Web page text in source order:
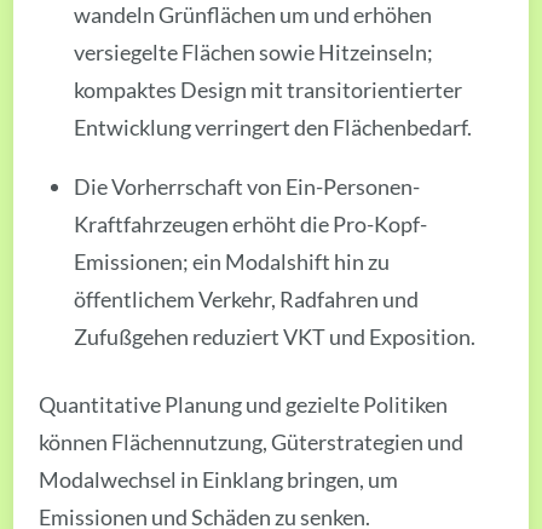
wandeln Grünflächen um und erhöhen
versiegelte Flächen sowie Hitzeinseln;
kompaktes Design mit transitorientierter
Entwicklung verringert den Flächenbedarf.
Die Vorherrschaft von Ein-Personen-
Kraftfahrzeugen erhöht die Pro-Kopf-
Emissionen; ein Modalshift hin zu
öffentlichem Verkehr, Radfahren und
Zufußgehen reduziert VKT und Exposition.
Quantitative Planung und gezielte Politiken
können Flächennutzung, Güterstrategien und
Modalwechsel in Einklang bringen, um
Emissionen und Schäden zu senken.